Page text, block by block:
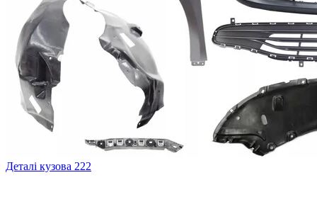
Деталі кузова 222